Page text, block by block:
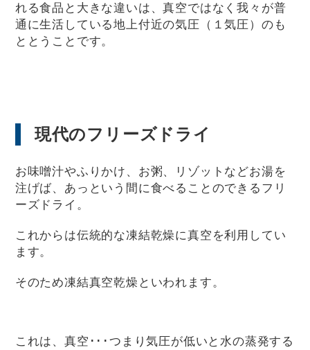
れる食品と大きな違いは、真空ではなく我々が普
通に生活している地上付近の気圧（１気圧）のも
ととうことです。
現代のフリーズドライ
お味噌汁やふりかけ、お粥、リゾットなどお湯を
注げば、あっという間に食べることのできるフリ
ーズドライ。
これからは伝統的な凍結乾燥に真空を利用してい
ます。
そのため凍結真空乾燥といわれます。
これは、真空･･･つまり気圧が低いと水の蒸発する